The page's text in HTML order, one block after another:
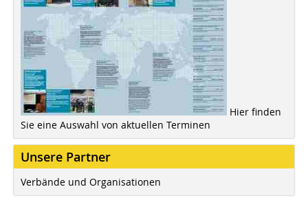
Hier finden
Sie eine Auswahl von aktuellen Terminen
Unsere Partner
Verbände und Organisationen